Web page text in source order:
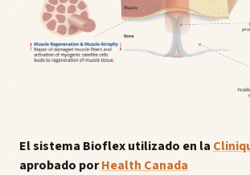
El sistema Bioflex utilizado en la
aprobado porHealth Canada